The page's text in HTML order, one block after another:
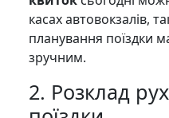
касах автовокзалів,
планування поїздки
зручним.
2. Розклад